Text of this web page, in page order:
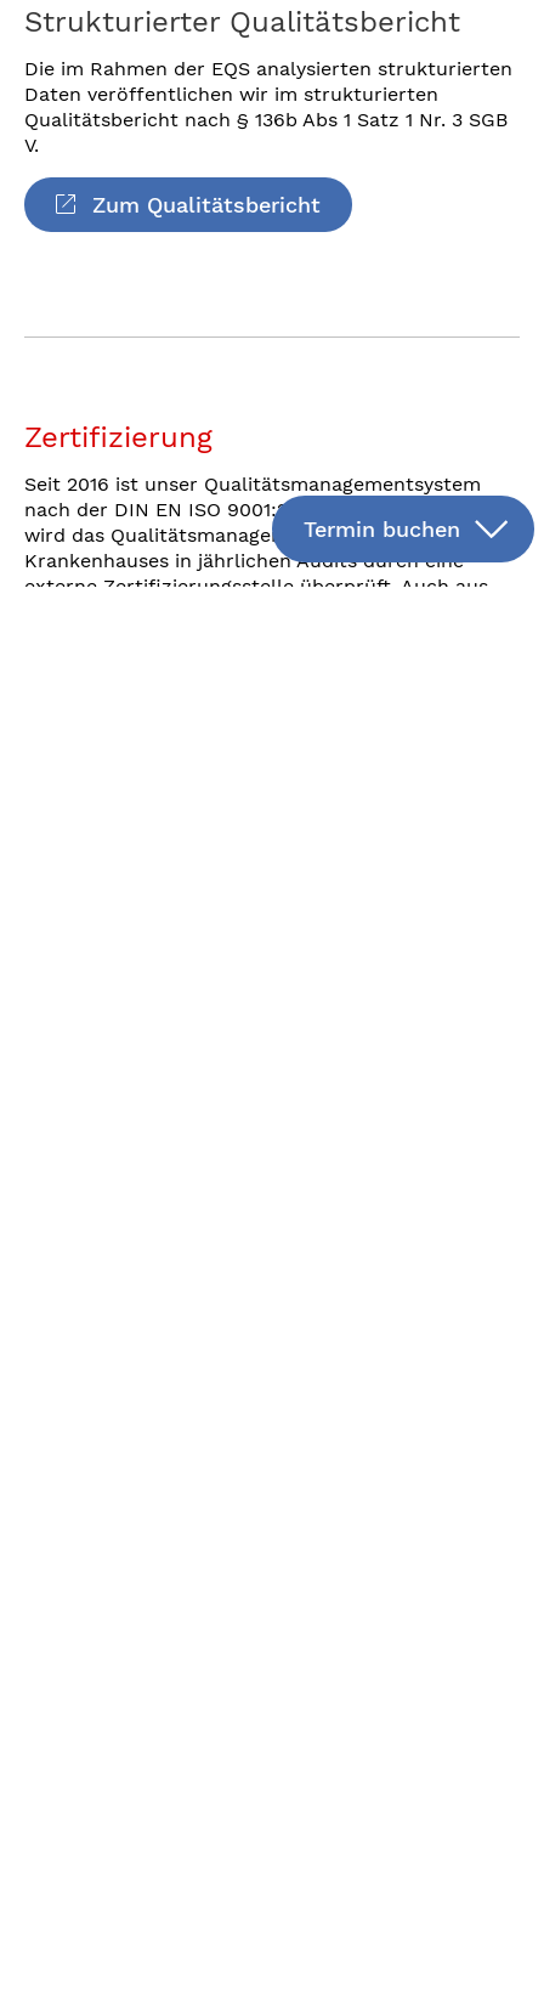
Strukturierter Qualitätsbericht
Die im Rahmen der EQS analysierten strukturierten
Daten veröffentlichen wir im strukturierten
Qualitätsbericht nach § 136b Abs 1 Satz 1 Nr. 3 SGB
V.
Zum Qualitätsbericht
Zertifizierung
Seit 2016 ist unser Qualitätsmanagementsystem
nach der DIN EN ISO 9001:2015 zertifiziert. Seitdem
wird das Qualitätsmanagementsystem unseres
Krankenhauses in jährlichen Audits durch eine
externe Zertifizierungsstelle überprüft. Auch aus
Termin buchen